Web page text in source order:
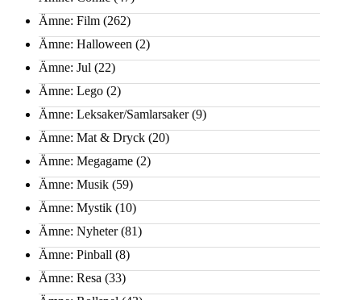
Ämne: Film (262)
Ämne: Halloween (2)
Ämne: Jul (22)
Ämne: Lego (2)
Ämne: Leksaker/Samlarsaker(9)
Ämne: Mat & Dryck (20)
Ämne: Megagame (2)
Ämne: Musik (59)
Ämne: Mystik (10)
Ämne: Nyheter(81)
Ämne: Pinball (8)
Ämne: Resa (33)